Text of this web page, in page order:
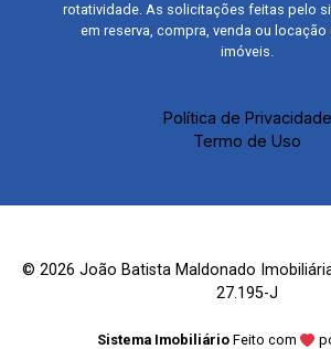
rotatividade. As solicitações feitas pelo
em reserva, compra, venda ou
imóveis.
Política de Privacidade
Termo de Uso
© 2026 João Batista Maldonado Imobiliária
27.195-J
Sistema Imobiliário Feito com